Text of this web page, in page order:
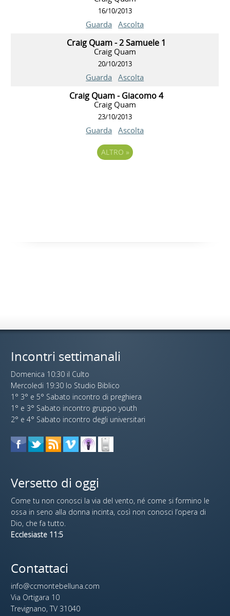
16/10/2013
Guarda Ascolta
Craig Quam - 2 Samuele 1
Craig Quam
20/10/2013
Guarda Ascolta
Craig Quam - Giacomo 4
Craig Quam
23/10/2013
Guarda Ascolta
ALTRO »
Incontri settimanali
Domenica 10:30 il Culto
Mercoledi 19:30 lo Studio Biblico
1° 3° e 5° Sabato incontro di preghiera
1° e 3° Sabato incontro gruppo youth
2° e 4° Sabato incontro degli universitari
Versetto di oggi
Come tu non conosci la via del vento, né come si formino le
ossa in seno alla donna incinta, così non conosci l’opera di
Dio, che fa tutto.
Ecclesiaste 11:5
Contattaci
info@ccmontebelluna.com
Via Ortigara 10
Trevignano, TV 31040